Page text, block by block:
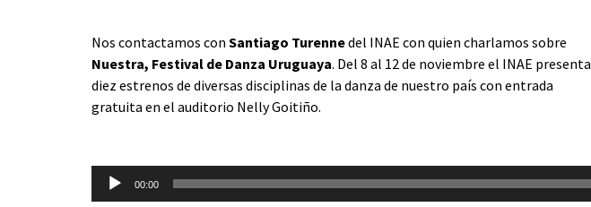
Nos contactamos con Santiago Turennedel INAE con quien charlamos sobre
Nuestra, Festival de Danza Uruguaya. Del 8 al 12 de noviembre el INAE presenta
diez estrenos de diversas disciplinas de la danza de nuestro país con entrada
gratuita en el auditorio Nelly Goitiño.
de
audio
00:00